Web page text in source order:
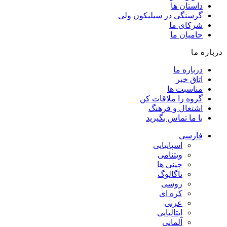
داستان ها
گرسنگی در سیلیکون ولی
شرکای ما
حامیان ما
درباره ما
درباره ما
اتاق خبر
مناسبت ها
گروه را ملاقات کن
اشتغال و فرهنگ
با ما تماس بگیرید
فارسی
اسپانیایی
ویتنامی
چینی ها
تاگالوگ
روسی
کره ای
عربی
ایتالیایی
آلمانی